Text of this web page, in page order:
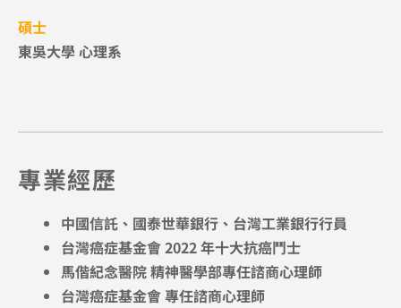
碩士
東吳大學 心理系
專業經歷
中國信託、國泰世華銀行、台灣工業銀行行員
台灣癌症基金會 2022 年十大抗癌鬥士
馬偕紀念醫院 精神醫學部專任諮商心理師
台灣癌症基金會 專任諮商心理師